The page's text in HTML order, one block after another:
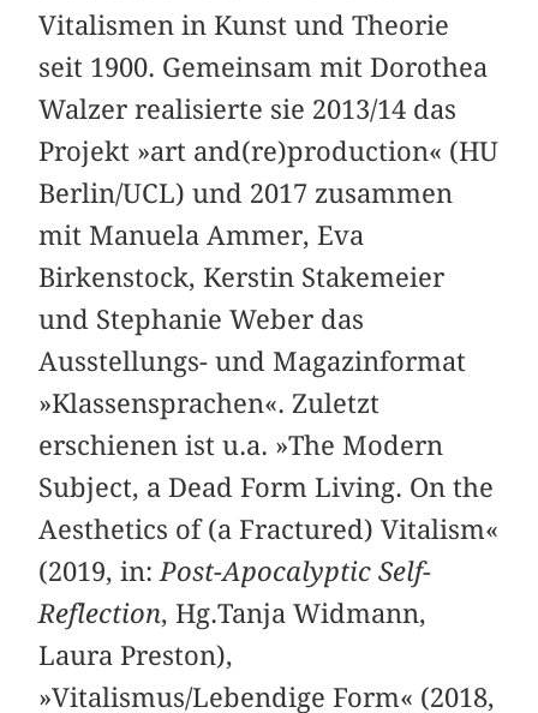
Vitalismen in Kunst und Theorie
seit 1900. Gemeinsam mit Dorothea
Walzer realisierte sie 2013/14 das
Projekt »art and(re)production« (HU
Berlin/UCL) und 2017 zusammen
mit Manuela Ammer, Eva
Birkenstock, Kerstin Stakemeier
und Stephanie Weber das
Ausstellungs- und Magazinformat
»Klassensprachen«. Zuletzt
erschienen ist u.a. »The Modern
Subject, a Dead Form Living. On the
Aesthetics of (a Fractured) Vitalism«
(2019, in: Post-Apocalyptic Self-
Reflection, Hg.Tanja Widmann,
Laura Preston),
»Vitalismus/Lebendige Form« (2018,